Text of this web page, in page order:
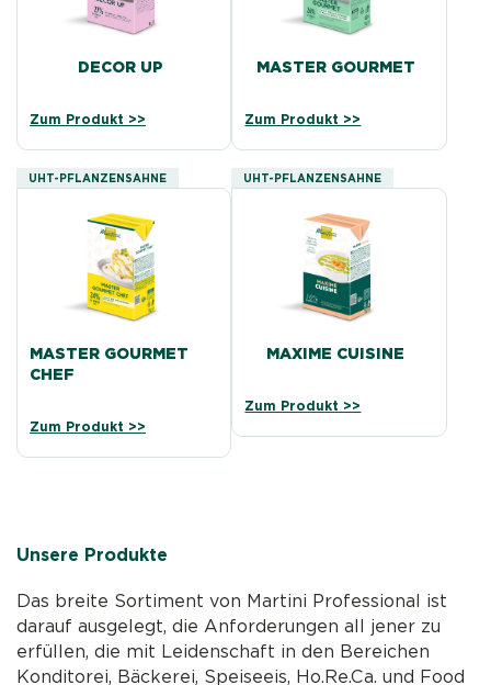
DECOR UP
Zum Produkt >>
MASTER GOURMET
Zum Produkt >>
UHT-PFLANZENSAHNE
MASTER GOURMET
CHEF
Zum Produkt >>
UHT-PFLANZENSAHNE
MAXIME CUISINE
Zum Produkt >>
Unsere Produkte
Das breite Sortiment von Martini Professional ist
darauf ausgelegt, die Anforderungen all jener zu
erfüllen, die mit Leidenschaft in den Bereichen
Konditorei, Bäckerei, Speiseeis, Ho.Re.Ca. und Food